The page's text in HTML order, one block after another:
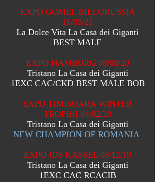
EXPO GOMEL BIELORUSSIA
16/05/21
La Dolce Vita La Casa dei Giganti
BEST MALE
EXPO HAMBURG 08/08/20
Tristano La Casa dei Giganti
1EXC CAC/CKD BEST MALE BOB
EXPO TIMISOARA WINTER
TROPIHI 04/02/20
Tristano La Casa dei Giganti
NEW CHAMPION OF ROMANIA
EXPO IDS KASSEL 08/12/19
Tristano La Casa dei Giganti
1EXC CAC RCACIB